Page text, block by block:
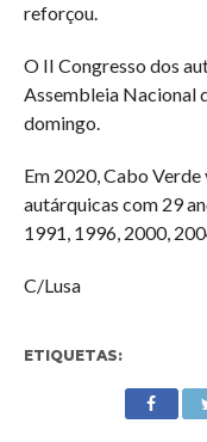
reforçou.
O II Congresso dos
Assembleia Nacional
domingo.
Em 2020, Cabo
autárquicas com 29
1991, 1996, 2000,
C/Lusa
ETIQUETAS: